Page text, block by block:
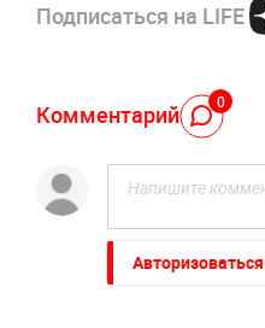
Подписаться на LIFE
Комментарий 0
Авторизоваться